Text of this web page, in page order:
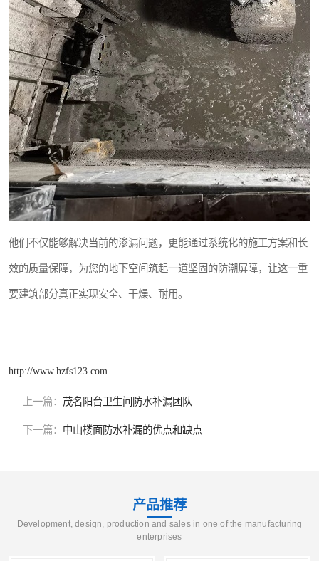
他们不仅能够解决当前的渗漏问题，更能通过系统化的施工方案和长
效的质量保障，为您的地下空间筑起一道坚固的防潮屏障，让这一重
要建筑部分真正实现安全、干燥、耐用。
http://www.hzfs123.com
上一篇： 茂名阳台卫生间防水补漏团队
下一篇： 中山楼面防水补漏的优点和缺点
产品推荐
Development, design, production and sales in one of the manufacturing
enterprises